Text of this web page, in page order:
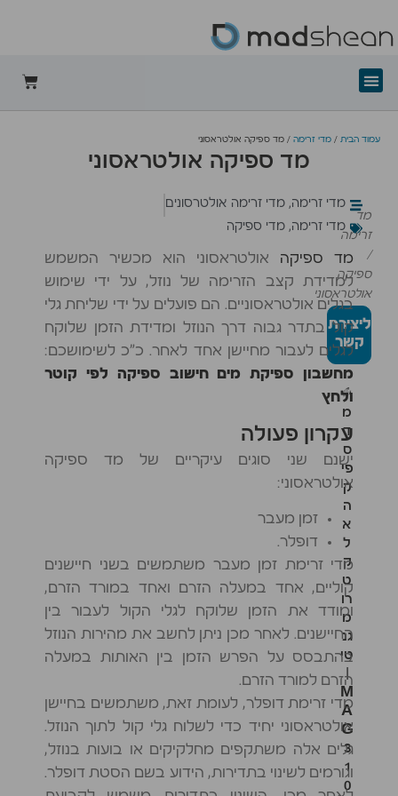
עמוד הבית / מדי זרימה / מד ספיקה אולטראסוני
מד ספיקה אולטראסוני
מד
זרימה
/
ספיקה
אולטראסוני
ליצירת
קשר
מ
ד
ס
פי
ק
ה
א
ל
ק
ט
רו
מ
גנ
טי
|
M
A
G
3
1
0
מדי זרימה, מדי זרימה אולטרסונים
מדי זרימה, מדי ספיקה
מד ספיקה אולטראסוני הוא מכשיר המשמש
למדידת קצב הזרימה של נוזל, על ידי שימוש
בגלים אולטראסוניים. הם פועלים על ידי שליחת גלי
קול בתדר גבוה דרך הנוזל ומדידת הזמן שלוקח
לגלים לעבור מחיישן אחד לאחר. כ”כ לשימושכם:
מחשבון ספיקת מים חישוב ספיקה לפי קוטר
ולחץ
עקרון פעולה
ישנם שני סוגים עיקריים של מד ספיקה
אולטראסוני:
זמן מעבר
דופלר.
מדי זרימת זמן מעבר משתמשים בשני חיישנים
קוליים, אחד במעלה הזרם ואחד במורד הזרם,
ומודד את הזמן שלוקח לגלי הקול לעבור בין
החיישנים. לאחר מכן ניתן לחשב את מהירות הנוזל
בהתבסס על הפרש הזמן בין האותות במעלה
הזרם למורד הזרם.
מדי זרימת דופלר, לעומת זאת, משתמשים בחיישן
אולטראסוני יחיד כדי לשלוח גלי קול לתוך הנוזל.
גלים אלה משתקפים מחלקיקים או בועות בנוזל,
וגורמים לשינוי בתדירות, הידוע בשם הסטת דופלר.